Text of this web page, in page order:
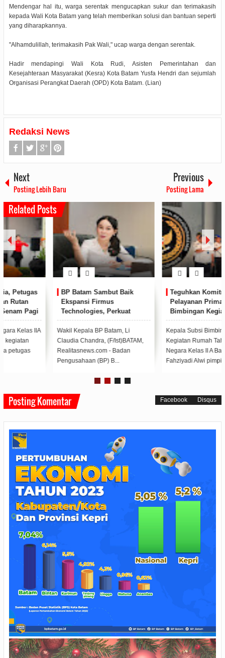
Mendengar hal itu, warga serentak mengucapkan sukur dan terimakasih
kepada Wali Kota Batam yang telah memberikan solusi dan bantuan seperti
yang diharapkannya.
"Alhamdulillah, terimakasih Pak Wali," ucap warga dengan serentak.
Hadir mendapingi Wali Kota Rudi, Asisten Pemerintahan dan
Kesejahteraan Masyarakat (Kesra) Kota Batam Yusfa Hendri dan sejumlah
Organisasi Perangkat Daerah (OPD) Kota Batam. (Lian)
Redaksi News
Next
Posting Lebih Baru
Previous
Posting Lama
Related Posts
BP Batam Sambut Baik
Ekspansi Firmus
Technologies, Perkuat
Posisi Batam sebagai Hub
Infrastruktur AI Regional
Wakil Kepala BP Batam, Li
Claudia Chandra, (F/Ist)BATAM,
Realitasnews.com - Badan
Pengusahaan (BP) B...
Teguhkan Komitmen
Pelayanan Prima, Kasubsi
Bimbingan Kegiatan Pimpin
Apel Pagi Rutan Batam
Kepala Subsi Bimbingan
Kegiatan Rumah Tahanan
Negara Kelas II A Batam Said
Fahziyadi Alwi pimpin Ape...
Posting Komentar Facebook Disqus